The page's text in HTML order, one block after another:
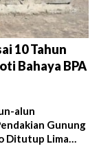
10 Tahun
Bahaya BPA
alun
Gunung
Ditutup Lima